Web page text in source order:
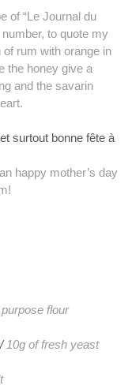
of “Le Journal du
to quote my
rum with orange in
the honey give a
and the savarin
surtout bonne fête à
happy mother’s day
flour
10g of fresh yeast